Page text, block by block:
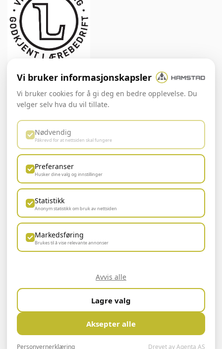
SOSIALE MEDIER
BÆREKRAFTIG UTVIKLING
Logg inn ansatt
Vi bruker informasjonskapsler
Vi bruker cookies for å gi deg en bedre opplevelse. Du
velger selv hva du vil tillate.
Nødvendig
Påkrevd for at nettsiden skal fungere
Preferanser
Husker dine valg og innstillinger
Statistikk
Anonym statistikk om bruk av nettsiden
Markedsføring
Brukes til å vise relevante annonser
Avvis alle
Lagre valg
Aksepter alle
Personvernerklæring Drevet av Agenta AS